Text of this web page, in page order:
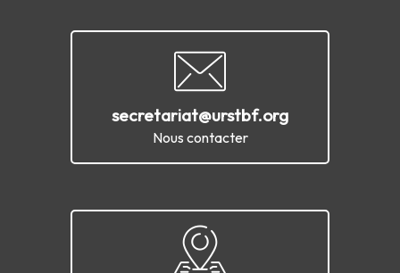
secretariat@urstbf.org
Nous contacter